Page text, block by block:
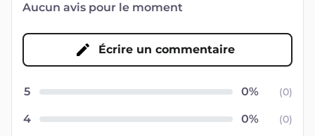
Aucun avis pour le moment
Écrire un commentaire
5 (0)
4 (0)